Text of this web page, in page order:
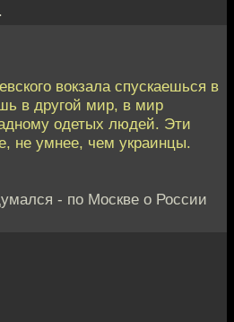
вокзала спускаешься в
в другой мир, в мир
одетых людей. Эти
не умнее, чем украинцы.
- по Москве о России